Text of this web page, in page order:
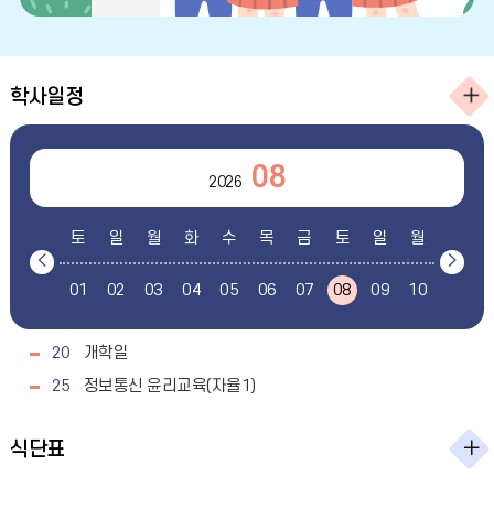
학사일정
2026 08
이
토
01
일
02
월
03
화
04
수
05
목
06
금
07
토
08
일
09
월
10
다
20
개학일
25
정보통신 윤리교육(자율1)
보
기
식단표